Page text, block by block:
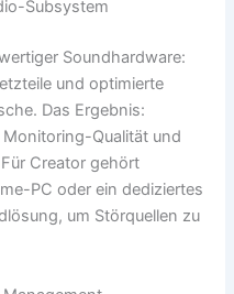
Subsystem
Soundhardware:
und optimierte
Das Ergebnis:
Qualität und
Creator gehört
PC oder ein dediziertes
um Störquellen zu